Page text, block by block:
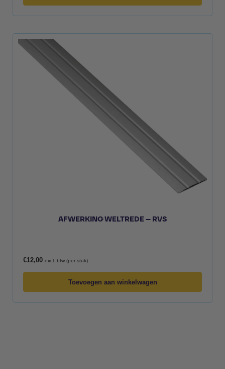
AFWERKING WELTREDE – RVS
€12,00 excl. btw (per stuk)
Toevoegen aan winkelwagen